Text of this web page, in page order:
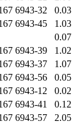
6943-32 0.03
6943-45 1.03
0.07
6943-39 1.02
6943-37 1.07
6943-56 0.05
6943-12 0.02
6943-41 0.12
6943-57 2.05